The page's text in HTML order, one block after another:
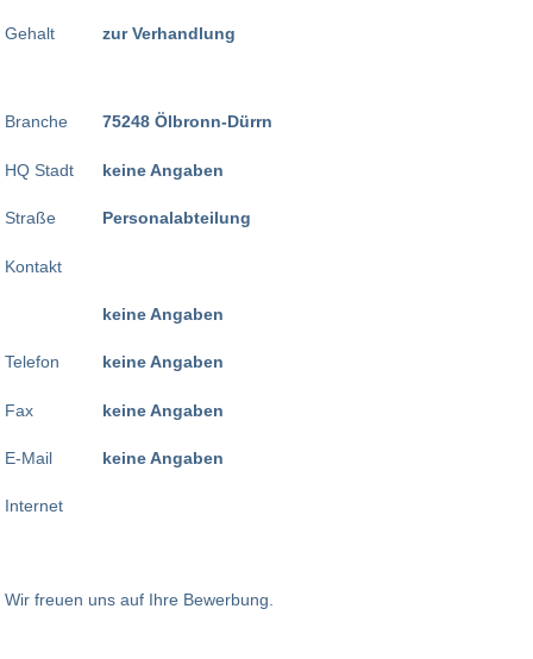
Gehalt zur Verhandlung
Branche
HQ Stadt
Straße
Kontakt
Telefon
Fax
E-Mail
Internet
75248 Ölbronn-Dürrn
keine Angaben
Personalabteilung
keine Angaben
keine Angaben
keine Angaben
keine Angaben
Wir freuen uns auf Ihre Bewerbung.